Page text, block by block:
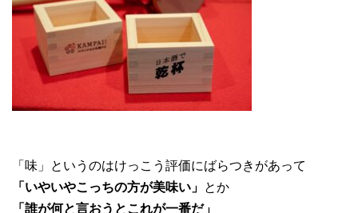
「味」というのはけっこう評価にばらつきがあって
「いやいやこっちの方が美味い」 とか
「誰が何と言おうとこれが一番だ」